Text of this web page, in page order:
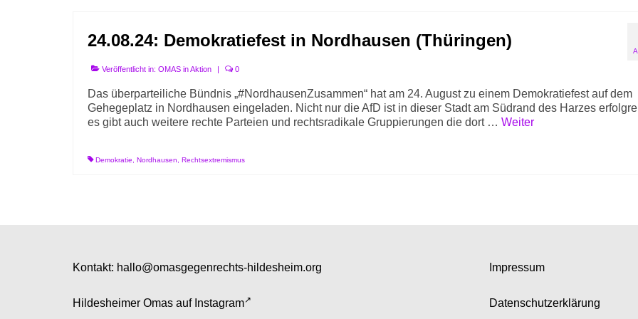
24.08.24: Demokratiefest in Nordhausen (Thüringen)
Veröffentlicht in: OMAS in Aktion | 0
Das überparteiliche Bündnis „#NordhausenZusammen“ hat am 24. August zu einem Demokratiefest auf dem
Gehegeplatz in Nordhausen eingeladen. Nicht nur die AfD ist in dieser Stadt am Südrand des Harzes
es gibt auch weitere rechte Parteien und rechtsradikale Gruppierungen die dort … Weiter
Demokratie Nordhausen Rechtsextremismus
Kontakt: hallo@omasgegenrechts-hildesheim.org
Hildesheimer Omas auf Instagram
Impressum
Datenschutzerklärung